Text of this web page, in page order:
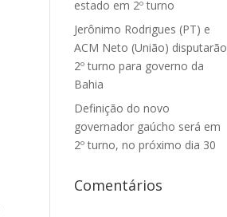
estado em 2º turno
Jerônimo Rodrigues (PT) e
ACM Neto (União) disputarão
2º turno para governo da
Bahia
Definição do novo
governador gaúcho será em
2º turno, no próximo dia 30
Comentários